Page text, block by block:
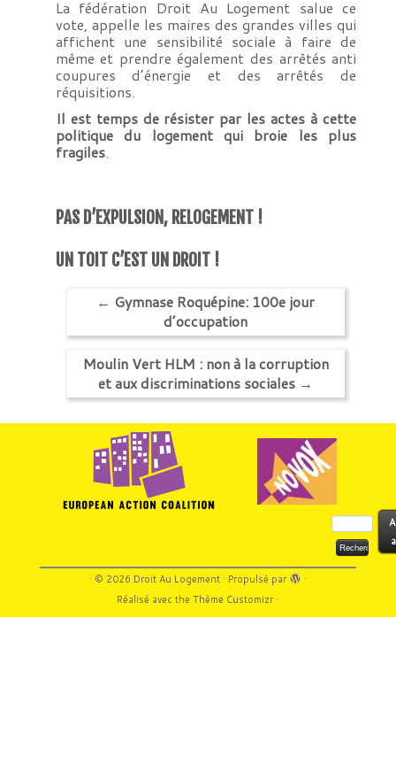
La fédération Droit Au Logement salue ce
vote, appelle les maires des grandes villes qui
affichent une sensibilité sociale à faire de
même et prendre également des arrêtés anti
coupures d’énergie et des arrêtés de
réquisitions.
Il est temps de résister par les actes à cette
politique du logement qui broie les plus
fragiles.
PAS D’EXPULSION, RELOGEMENT !
UN TOIT C’EST UN DROIT !
← Gymnase Roquépine: 100e jour
d’occupation
Moulin Vert HLM : non à la corruption
et aux discriminations sociales →
Rechercher :
· © 2026 Droit Au Logement· Propulsé par
·
Réalisé avec theThème Customizr·